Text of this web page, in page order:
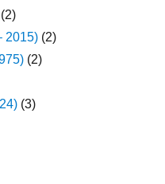
(2)
2015) (2)
(2)
(3)